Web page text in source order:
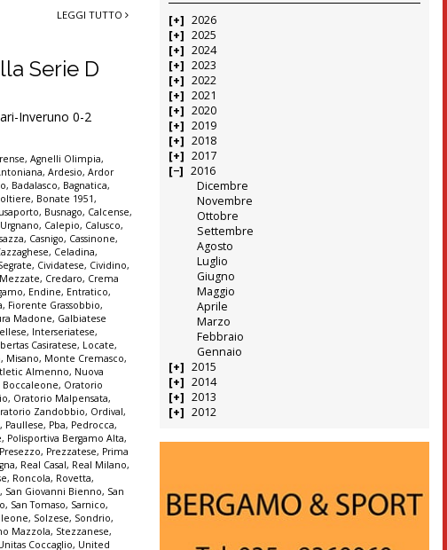
LEGGI TUTTO
Serie D
Inveruno 0-2
,Agnelli Olimpia,
,Ardesio,Ardor
, Badalasco, Bagnatica,
, Bonate 1951,
, Busnago, Calcense,
, Calepio, Calusco,
, Casnigo, Cassinone,
, Celadina,
, Cividatese, Cividino,
, Credaro, Crema
, Endine, Entratico,
, Fiorente Grassobbio,
Madone, Galbiatese
, Interseriatese,
Casiratese, Locate,
, Misano, Monte Cremasco,
Almenno, Nuova
Boccaleone, Oratorio
, Oratorio Malpensata,
Zandobbio, Ordival,
, Paullese, Pba, Pedrocca,
, Polisportiva Bergamo Alta,
Presezzo, Prezzatese, Prima
, Real Casal, Real Milano,
, Roncola, Rovetta,
, San Giovanni Bienno, San
, San Tomaso, Sarnico,
, Solzese, Sondrio,
Mazzola, Stezzanese,
Coccaglio, United
2026
2025
2024
2023
2022
2021
2020
2019
2018
2017
2016
Dicembre
Novembre
Ottobre
Settembre
Agosto
Luglio
Giugno
Maggio
Aprile
Marzo
Febbraio
Gennaio
2015
2014
2013
2012